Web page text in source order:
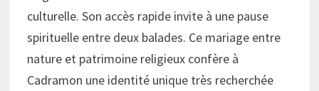
culturelle. Son accès rapide invite à une pause
spirituelle entre deux balades. Ce mariage entre
nature et patrimoine religieux confère à
Cadramon une identité unique très recherchée